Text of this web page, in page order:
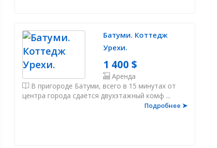
Батуми. Коттедж
Урехи.
1 400 $
Аренда
В пригороде Батуми, всего в 15 минутах от
центра города сдаётся двухэтажный комф ...
Подробнее ➤